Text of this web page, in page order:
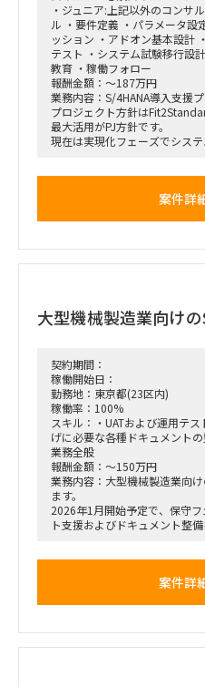
・ジュニア:上記以外のコンサ
ル ・要件定義 ・パラメータ設
ッション ・アドオン基本設計
テスト ・システム試験移行設
教育 ・稼働フォロー
報酬金額：～187万円
業務内容：S/4HANA導入支援プ
プロジェクト方針は
最大活用がPJ方針です。
現在は実現化フェーズでシステ
加アドオン等の実装フェーズで
③販売管理管理コンサル（Ｓ
～導入モジュール～
FI、CO、MM、PP、PS、SD、
案件詳
大型機械製造業向け
契約期間：
稼働開始日：
勤務地：東京都(23区内)
稼働率：100%
スキル：・UATおよび運用テ
げに必要な各種ドキュメント
業務全般
報酬金額：～150万円
業務内容：大型機械製造業向
ます。
2026年1月開始予定で、保守
ト支援およびドキュメント整備
• SAP SDコンサルタント：1名
案件詳